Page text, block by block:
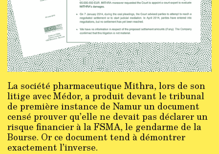
La société pharmaceutique Mithra, lors de son
litige avec Médor, a produit devant le tribunal
de première instance de Namur un document
censé prouver qu’elle ne devait pas déclarer un
risque financier à la FSMA, le gendarme de la
Bourse. Or ce document tend à démontrer
exactement l’inverse.